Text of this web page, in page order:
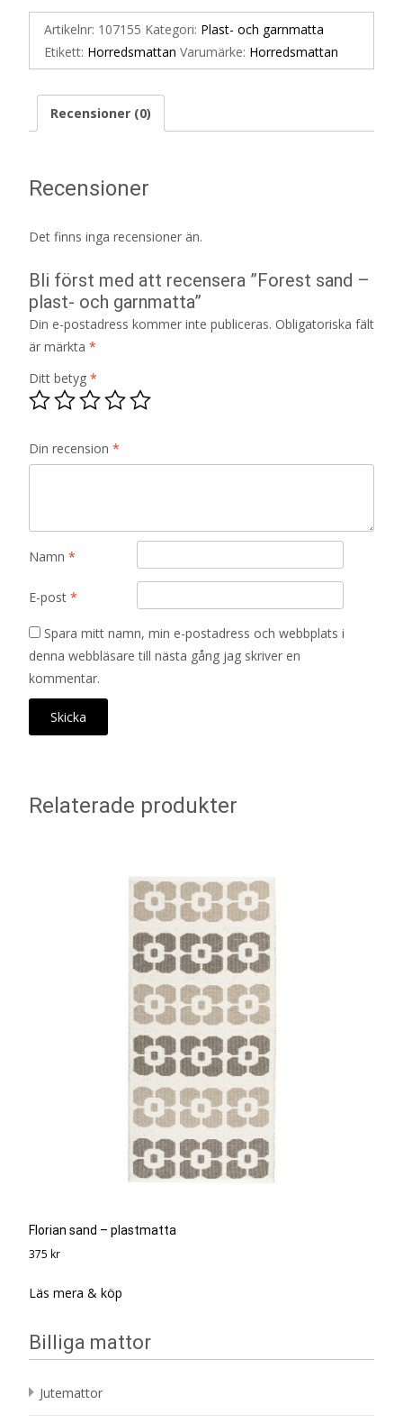
Artikelnr: 107155 Kategori: Plast- och garnmatta
Etikett: Horredsmattan Varumärke: Horredsmattan
Recensioner (0)
Recensioner
Det finns inga recensioner än.
Bli först med att recensera ”Forest sand –
plast- och garnmatta”
Din e-postadress kommer inte publiceras. Obligatoriska fält
är märkta *
Ditt betyg *
Din recension *
Namn *
E-post *
Spara mitt namn, min e-postadress och webbplats i
denna webbläsare till nästa gång jag skriver en
kommentar.
Relaterade produkter
Florian sand – plastmatta
375 kr
Läs mera & köp
Billiga mattor
Jutemattor